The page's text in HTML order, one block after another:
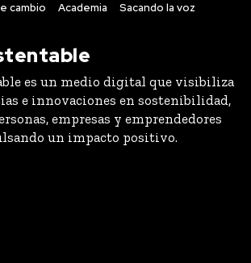
cambio
Academia Sacando la voz
es un medio digital que visibiliza
e innovaciones en sostenibilidad,
empresas y emprendedores
un impacto positivo.